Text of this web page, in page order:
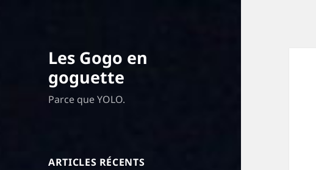
Les Gogo en
goguette
Parce que YOLO.
ARTICLES RÉCENTS